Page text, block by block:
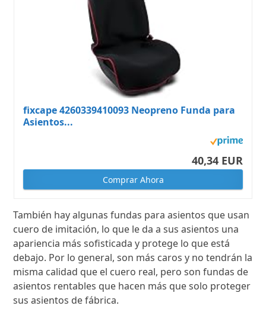
fixcape 4260339410093 Neopreno Funda para
Asientos...
40,34 EUR
Comprar Ahora
También hay algunas fundas para asientos que usan
cuero de imitación, lo que le da a sus asientos una
apariencia más sofisticada y protege lo que está
debajo. Por lo general, son más caros y no tendrán la
misma calidad que el cuero real, pero son fundas de
asientos rentables que hacen más que solo proteger
sus asientos de fábrica.